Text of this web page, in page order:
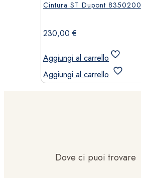
Cintura ST Dupont 8350200
230,00€
Aggiungi al carrello
Aggiungi al carrello
Dove ci puoi trovare